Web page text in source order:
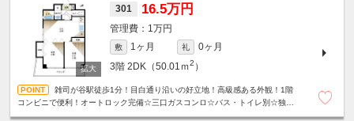
301 16.5万円
1万円
敷 1ヶ月 礼
0ヶ月
3階 2DK（50.01ｍ2 ）
雑司が谷駅徒歩1分！目白通り沿いの好立地！高級感ある外観！1階
コンビニで便利！オートロック完備☆三口ガスコンロ☆バス・トイレ別☆独立